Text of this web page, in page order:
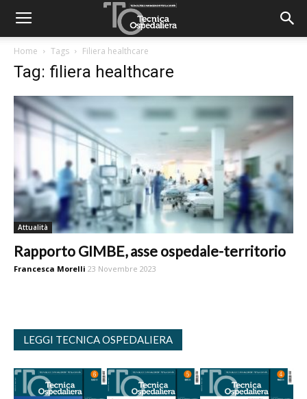
Home Tags Filiera healthcare
Tag: filiera healthcare
Attualità
Rapporto GIMBE, asse ospedale-territorio
Francesca Morelli 23 Novembre 2023
LEGGI TECNICA OSPEDALIERA